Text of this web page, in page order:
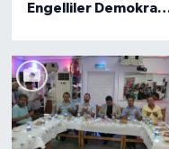
Engelliler Demokrasi